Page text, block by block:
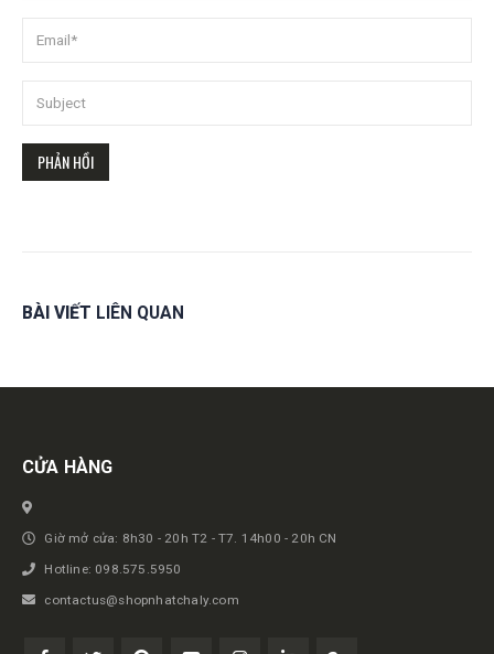
BÀI VIẾT LIÊN QUAN
Get in touch
CỬA HÀNG
Giờ mở cửa: 8h30 - 20h T2 - T7. 14h00 - 20h CN
Hotline: 098.575.5950
contactus@shopnhatchaly.com